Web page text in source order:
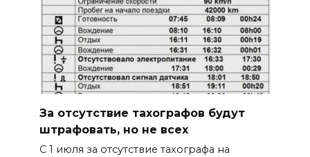
За отсутствие тахографов будут
штрафовать, но не всех
С 1 июля за отсутствие тахографа на